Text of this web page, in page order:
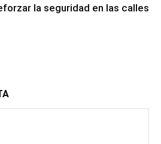
la seguridad en las calles